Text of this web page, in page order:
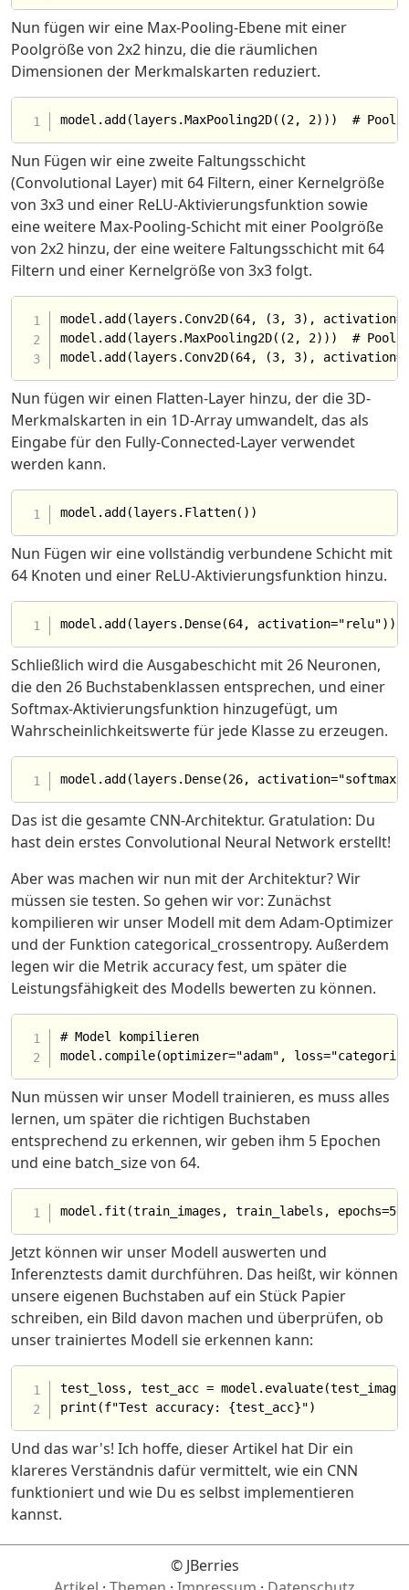
Nun fügen wir eine Max-Pooling-Ebene mit einer
Poolgröße von 2x2 hinzu, die die räumlichen
Dimensionen der Merkmalskarten reduziert.
Nun Fügen wir eine zweite Faltungsschicht
(Convolutional Layer) mit 64 Filtern, einer Kernelgröße
von 3x3 und einer ReLU-Aktivierungsfunktion sowie
eine weitere Max-Pooling-Schicht mit einer Poolgröße
von 2x2 hinzu, der eine weitere Faltungsschicht mit 64
Filtern und einer Kernelgröße von 3x3 folgt.
model.add(layers.Conv2D(64, (3, 3),
model.add(layers.MaxPooling2D((2, 2)))  #
Nun fügen wir einen Flatten-Layer hinzu, der die 3D-
Merkmalskarten in ein 1D-Array umwandelt, das als
Eingabe für den Fully-Connected-Layer verwendet
werden kann.
Nun Fügen wir eine vollständig verbundene Schicht mit
64 Knoten und einer ReLU-Aktivierungsfunktion hinzu.
Schließlich wird die Ausgabeschicht mit 26 Neuronen,
die den 26 Buchstabenklassen entsprechen, und einer
Softmax-Aktivierungsfunktion hinzugefügt, um
Wahrscheinlichkeitswerte für jede Klasse zu erzeugen.
Das ist die gesamte CNN-Architektur. Gratulation: Du
hast dein erstes Convolutional Neural Network erstellt!
Aber was machen wir nun mit der Architektur? Wir
müssen sie testen. So gehen wir vor: Zunächst
kompilieren wir unser Modell mit dem Adam-Optimizer
und der Funktion categorical_crossentropy. Außerdem
legen wir die Metrik accuracy fest, um später die
Leistungsfähigkeit des Modells bewerten zu können.
# Model kompilieren
Nun müssen wir unser Modell trainieren, es muss alles
lernen, um später die richtigen Buchstaben
entsprechend zu erkennen, wir geben ihm 5 Epochen
und eine batch_size von 64.
Jetzt können wir unser Modell auswerten und
Inferenztests damit durchführen. Das heißt, wir können
unsere eigenen Buchstaben auf ein Stück Papier
schreiben, ein Bild davon machen und überprüfen, ob
unser trainiertes Modell sie erkennen kann:
test_loss, test_acc =
Und das war's! Ich hoffe, dieser Artikel hat Dir ein
klareres Verständnis dafür vermittelt, wie ein CNN
funktioniert und wie Du es selbst implementieren
kannst.
© JBerries